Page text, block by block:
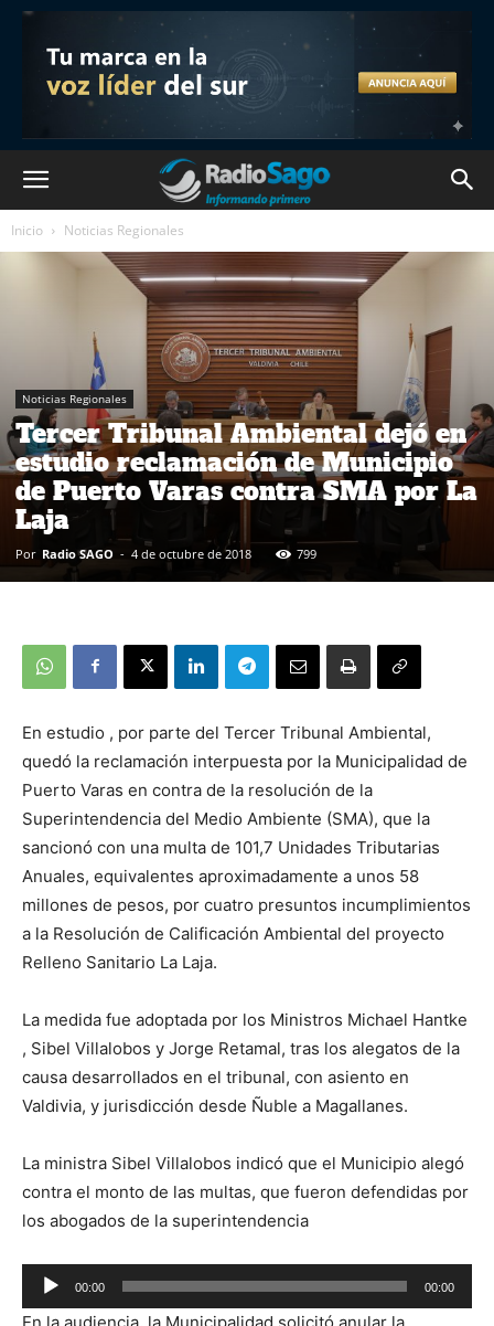
Inicio Noticias Regionales
Noticias Regionales
Tercer Tribunal Ambiental dejó en
estudio reclamación de Municipio
de Puerto Varas contra SMA por La
Laja
Por Radio SAGO - 4 de octubre de 2018 799
En estudio , por parte del Tercer Tribunal Ambiental,
quedó la reclamación interpuesta por la Municipalidad de
Puerto Varas en contra de la resolución de la
Superintendencia del Medio Ambiente (SMA), que la
sancionó con una multa de 101,7 Unidades Tributarias
Anuales, equivalentes aproximadamente a unos 58
millones de pesos, por cuatro presuntos incumplimientos
a la Resolución de Calificación Ambiental del proyecto
Relleno Sanitario La Laja.
La medida fue adoptada por los Ministros Michael Hantke
, Sibel Villalobos y Jorge Retamal, tras los alegatos de la
causa desarrollados en el tribunal, con asiento en
Valdivia, y jurisdicción desde Ñuble a Magallanes.
La ministra Sibel Villalobos indicó que el Municipio alegó
contra el monto de las multas, que fueron defendidas por
los abogados de la superintendencia
Reproductor
de
00:00 00:00
En la audiencia, la Municipalidad solicitó anular la